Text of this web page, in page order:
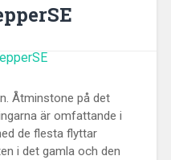
Åtminstone på det
är omfattande i
de flesta flyttar
i det gamla och den